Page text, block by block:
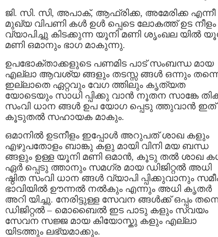
ജി. സി. സി, അപാക്, ആഫ്രിക്ക, അമേരിക്ക എന്നീ
മുഖ്യ വിപണി കൾ ഉൾ പ്പെടെ ലോകത്ത് ഉട നീളം
വ്യാപിച്ചു കിടക്കുന്ന യൂനി മണി ശൃംഖല യിൽ
മണി ഒമാനും ഭാഗ മാകുന്നു.
ഉപഭോക്താക്കളുടെ പണമിട പാട് സംബന്ധ മായ
എല്ലാ ആവശ്യ ങ്ങളും തടസ്സ ങ്ങള്‍ ഒന്നും
ഇല്ലാതെ ഏറ്റവും വേഗ ത്തിലും കൃത്യത
യോടെയും സാധി പ്പിക്കു വാൻ നൂതന സാങ്കേ
സംവി ധാന ങ്ങൾ ഉപ യോഗ പ്പെടു ത്തുവാൻ ഇത്
കൂടുതൽ സഹായക മാകും.
ഒമാനിൽ ഉടനീളം ഇപ്പോൾ അറുപത് ശാഖ കളും
എഴുപതോളം ബാങ്കു കളു മായി വിനി മയ ബന്ധ
ങ്ങളും ഉള്ള യൂനി മണി ഒമാൻ, കൂടു തൽ ശാഖ
ഏർ പ്പെടു ത്താനും സമഗ്ര മായ ഡിജിറ്റൽ അധി
ഷ്ഠിത സംവി ധാന ങ്ങൾ വ്യാപി പ്പിക്കുവാനും
ഭാവിയിൽ ഊന്നൽ നല്‍കും എന്നും അധി കൃതര്‍
അറി യിച്ചു. നേരിട്ടുള്ള സേവന ങ്ങൾക്ക് ഒപ്പം
ഡിജിറ്റൽ – മൊബൈൽ ഇട പാടു കളും സ്വയം
സേവന സജ്ജ മായ കിയോസ്കു കളും എല്ലാ
യിടത്തും ലഭ്യമാക്കും.